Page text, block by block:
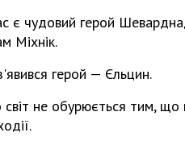
є чудовий герой
Міхнік.
герой — Єльцин.
не обурюється тим, що